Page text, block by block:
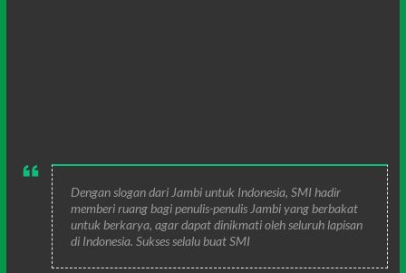
Dengan slogan dari Jambi untuk Indonesia, SMI hadir
memberi ruang bagi penulis-penulis Jambi yang berbakat
untuk berkarya, agar dapat dinikmati oleh seluruh lapisan
di Indonesia. Sukses selalu buat SMI